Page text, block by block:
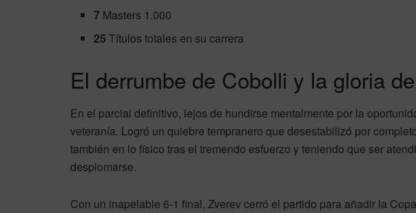
7 Masters 1.000
25 Títulos totales en su carrera
El derrumbe de Cobolli y la gloria
En el parcial definitivo, lejos de hundirse mentalmente por la
veteranía. Logró un quiebre tempranero que desestabilizó por
también en lo físico tras el tremendo esfuerzo y teniendo que ser
desplomarse.
Con un inapelable 6-1 final, Zverev cerró el partido para añadir la